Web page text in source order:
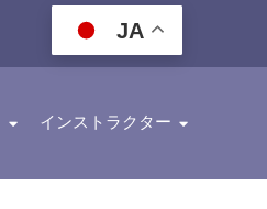
JA
インストラクター